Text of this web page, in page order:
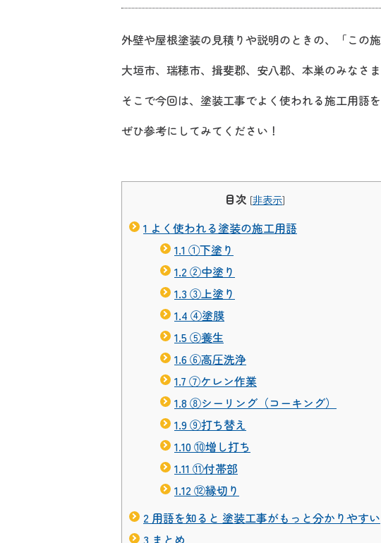
外壁や屋根塗装の見積りや説明のときの、「この
大垣市、瑞穂市、揖斐郡、安八郡、本巣のみなさ
そこで今回は、塗装工事でよく使われる施工用語
ぜひ参考にしてみてください！
目次 [非表示]
1 よく使われる塗装の施工用語
1.1 ①下塗り
1.2 ②中塗り
1.3 ③上塗り
1.4 ④塗膜
1.5 ⑤養生
1.6⑥高圧洗浄
1.7 ⑦ケレン作業
1.8⑧シーリング（コーキング）
1.9⑨打ち替え
1.10⑩増し打ち
1.11 ⑪付帯部
1.12 ⑫縁切り
2 用語を知ると 塗装工事がもっと分かりやすい
3 まとめ